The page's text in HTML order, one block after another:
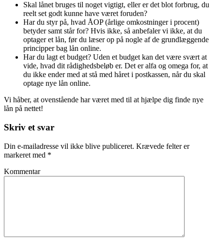
Skal lånet bruges til noget vigtigt, eller er det blot forbrug, du
reelt set godt kunne have været foruden?
Har du styr på, hvad ÅOP (årlige omkostninger i procent)
betyder samt står for? Hvis ikke, så anbefaler vi ikke, at du
optager et lån, før du læser op på nogle af de grundlæggende
principper bag lån online.
Har du lagt et budget? Uden et budget kan det være svært at
vide, hvad dit rådighedsbeløb er. Det er alfa og omega for, at
du ikke ender med at stå med håret i postkassen, når du skal
optage nye lån online.
Vi håber, at ovenstående har været med til at hjælpe dig finde nye
lån på nettet!
Skriv et svar
Din e-mailadresse vil ikke blive publiceret. Krævede felter er
markeret med *
Kommentar